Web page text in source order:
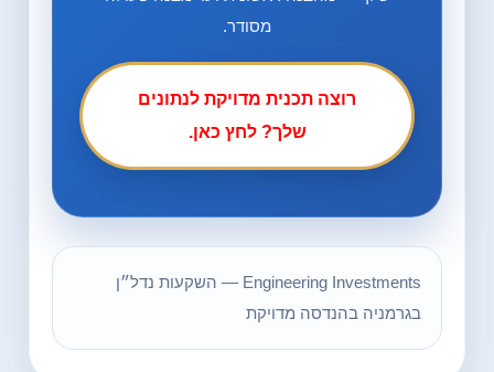
מסודר.
רוצה תכנית מדויקת לנתונים
שלך? לחץ כאן.
Engineering Investments — השקעות נדל״ן
בגרמניה בהנדסה מדויקת